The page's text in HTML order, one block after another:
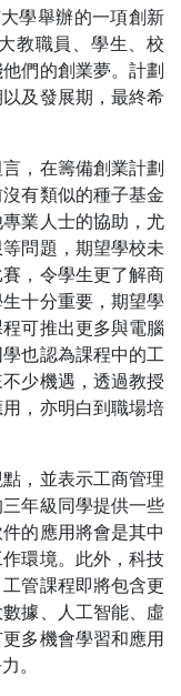
學舉辦的一項創新
教職員、學生、校
們的創業夢。計劃
及發展期，最終希
，在籌備創業計劃
有類似的種子基金
業人士的協助，尤
問題，期望學校未
，令學生更了解商
十分重要，期望學
可推出更多與電腦
也認為課程中的工
少機遇，透過教授
，亦明白到職場培
，並表示工商管理
年級同學提供一些
的應用將會是其中
環境。此外，科技
管課程即將包含更
據、人工智能、虛
多機會學習和應用
。